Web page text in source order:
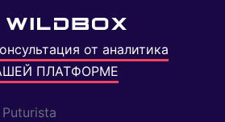
от аналитика
ПЛАТФОРМЕ